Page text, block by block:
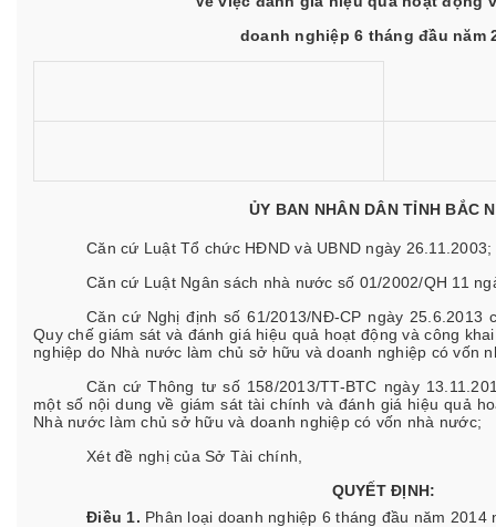
doanh nghiệp 6 tháng đầu năm
ỦY BAN NHÂN DÂN TỈNH BẮC
Căn cứ Luật Tổ chức HĐND và UBND ngày 26.11.2003;
Căn cứ Luật Ngân sách nhà nước số 01/2002/QH 11
Căn cứ Nghị định số 61/2013/NĐ-CP ngày 25.6.2013
Quy chế giám sát và đánh giá hiệu quả hoạt động và công
nghiệp do Nhà nước làm chủ sở hữu và doanh nghiệp có vốn
Căn cứ Thông tư số 158/2013/TT-BTC ngày
một số nội dung về giám sát tài chính và đánh giá hiệu quả
Nhà nước làm chủ sở hữu và doanh nghiệp có vốn nhà nước;
Xét đề nghị của Sở Tài chính,
QUYẾT ĐỊNH:
Điều 1. Phân loại doanh nghiệp 6 tháng đầu năm 2014